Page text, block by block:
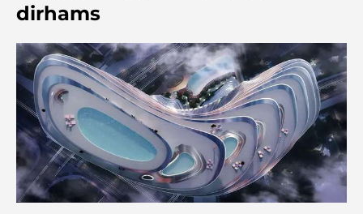
Que faire dans le centre-ville de Dubaï : votre
guide ultime
Les meilleurs iftars à Dubaï : 7 adresses
incontournables pour un repas de Ramadan
mémorable
Cafés à Business Bay : l’alliance parfaite du café et
de la convivialité
dirhams